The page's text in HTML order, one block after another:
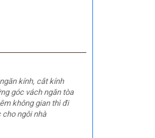
kính, cắt kính
góc vách ngăn tòa
không gian thì đi
ngôi nhà